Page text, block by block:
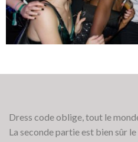
Dress code oblige, tout le
La seconde partie est bien sûr